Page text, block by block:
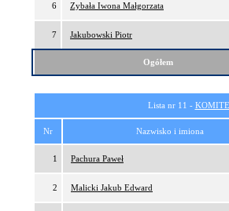
6 Zybała Iwona Małgorzata
7 Jakubowski Piotr
Ogółem
Lista nr 11 -
Nr Nazwisko i imiona
1 Pachura Paweł
2 Malicki Jakub Edward